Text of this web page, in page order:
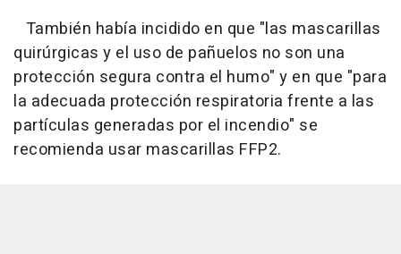
También había incidido en que "las mascarillas
quirúrgicas y el uso de pañuelos no son una
protección segura contra el humo" y en que "para
la adecuada protección respiratoria frente a las
partículas generadas por el incendio" se
recomienda usar mascarillas FFP2.